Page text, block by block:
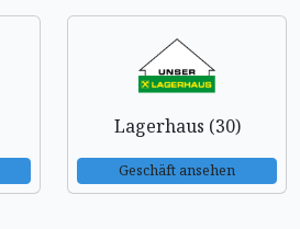
Lagerhaus (30)
Geschäft ansehen